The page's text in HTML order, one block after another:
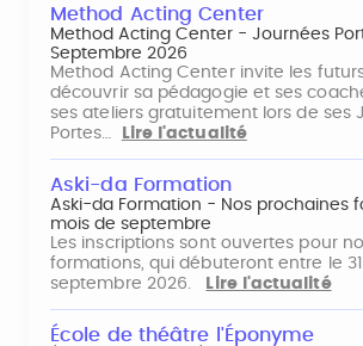
Method Acting Center
Method Acting Center - Journées
Septembre 2026
Method Acting Center invite les
découvrir sa pédagogie et ses
ses ateliers gratuitement lors de ses
Portes…
Lire l'actualité
Aski-da Formation
Aski-da Formation - Nos prochaines
mois de septembre
Les inscriptions sont ouvertes pour
formations, qui débuteront entre le
septembre 2026.
Lire l'actualité
École de théâtre l'Éponyme